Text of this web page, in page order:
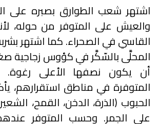
اشتهر شعب الطوارق بصبره على
والعيش على المتوفر من حوله،
القاسي في الصحراء. كما اشتهر
المحلَّى بالسّكَّر في كؤوس زجاجية
أن يكون نصفها الأعلى رغوة.
المتوفرة في مناطق استقرارهم،
الحبوب (الذرة، الدخن، القمح،
على الجمر. وحسب المتوفر